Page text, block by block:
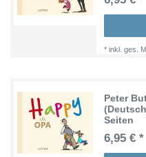
*inkl. ges.
Peter
Seiten
6,95 € *